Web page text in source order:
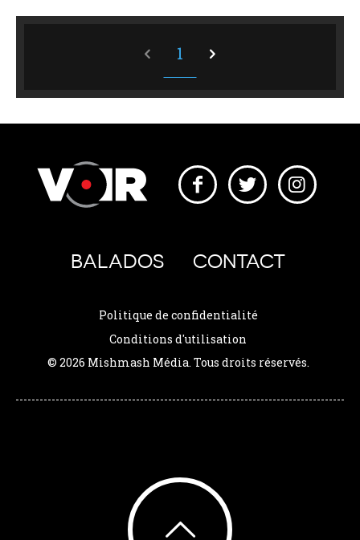
1
BALADOS CONTACT
Politique de confidentialité
Conditions d'utilisation
© 2026 Mishmash Média. Tous droits réservés.